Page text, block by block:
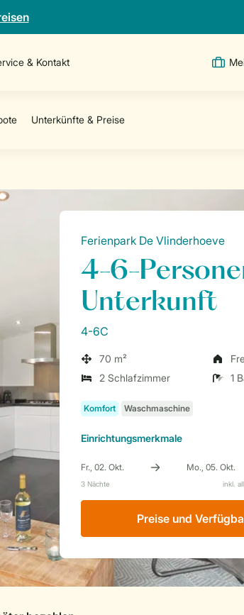
& Kontakt
Ferienpark De Vlinderhoeve
4-6-
Unterkunft
4-6C
70 m²
2 Schlafzimmer
1
Einrichtungsmerkmale
Preise und